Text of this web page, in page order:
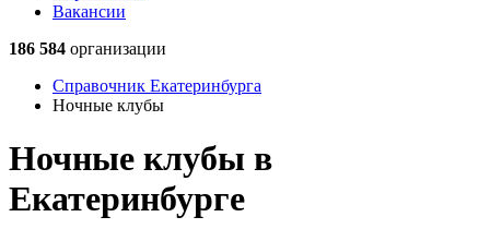
Вакансии
186 584 организации
Справочник Екатеринбурга
Ночные клубы
Ночные клубы в
Екатеринбурге